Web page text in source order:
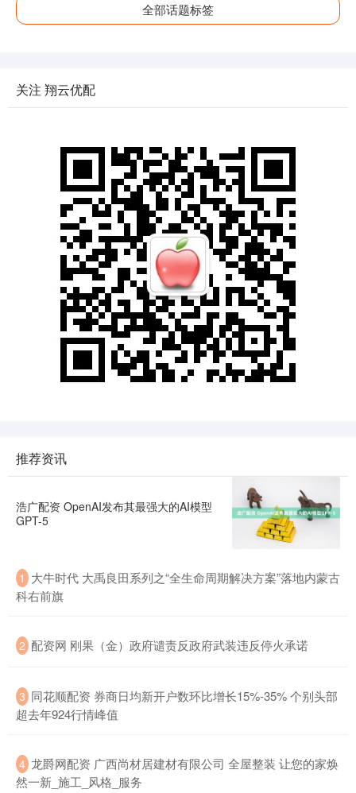
全部话题标签
关注 翔云优配
推荐资讯
浩广配资 OpenAI发布其最强大的AI模型
GPT-5
1 大牛时代 大禹良田系列之“全生命周期解决方案”落地内蒙古
科右前旗
2 配资网 刚果（金）政府谴责反政府武装违反停火承诺
3 同花顺配资 券商日均新开户数环比增长15%-35% 个别头部
超去年924行情峰值
4 龙爵网配资 广西尚材居建材有限公司 全屋整装 让您的家焕
然一新_施工_风格_服务